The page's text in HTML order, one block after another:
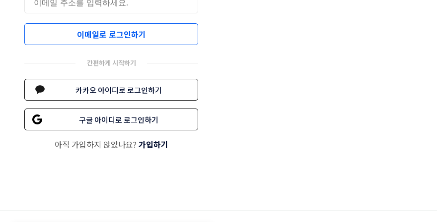
이메일로 로그인하기
간편하게 시작하기
카카오 아이디로 로그인하기
구글 아이디로 로그인하기
아직 가입하지 않았나요? 가입하기